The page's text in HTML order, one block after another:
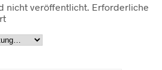
nicht veröffentlicht. Erforderliche